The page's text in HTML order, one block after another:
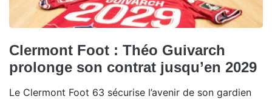
Clermont Foot : Théo Guivarch
prolonge son contrat jusqu’en 2029
Le Clermont Foot 63 sécurise l’avenir de son gardien